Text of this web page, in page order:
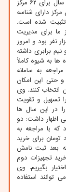
توانست شناسه ملی ستاندن کند و در طول این دو سال برای ۶۲ مرکز
دارای شناسه
شده است.
ما برای مدیریت
در استانها ۶ هزار متر برای مدیریت ۳۱ هزار نفر بود و امروز
و نیم برابری داشته
ها به شیوه کاملاً
به سامانه
و حتی این امکان
انتخاب کنند. وی
تسهیل و تقویت
در این سال ها
اظهار داشت: دو
که با مراجعه به
برای خرید
هفته بعد ثبت نامش
هم برای خرید تجهیزات دوم
بگیریم. وی
توانند استفاده